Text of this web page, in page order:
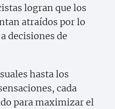
logran que los
atraídos por lo
decisiones de
hasta los
cada
para maximizar el